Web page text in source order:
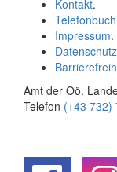
Kontakt.
Telefonbuch
Impressum.
Datenschutz
Amt der Oö.
Telefon (+43 732)